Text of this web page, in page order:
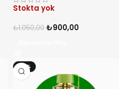
Stokta yok
₺1.050,00 ₺900,00
-14%